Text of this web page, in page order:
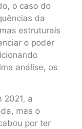
o caso do
da
estruturais
o poder
análise, os
2021, a
mas o
por ter